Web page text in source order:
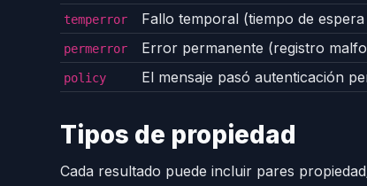
temperror Fallo temporal (tiempo de
permerror Error permanente (registro
policy El mensaje pasó autenticación
Tipos de propiedad
Cada resultado puede incluir pares